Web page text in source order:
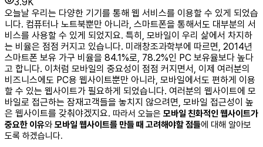
오늘날 우리는 다양한 기기를 통해 웹 서비스를 이용할 수 있게 되었습
니다. 컴퓨터나 노트북뿐만 아니라, 스마트폰을 통해서도 대부분의 서
비스를 사용할 수 있게 되었지요. 특히, 모바일이 우리 삶에서 차지하
는 비율은 점점 커지고 있습니다. 미래창조과학부에 따르면, 2014년
스마트폰 보유 가구 비율을 84.1%로, 78.2%인 PC 보유율보다 높다
고 합니다. 이처럼 모바일의 중요성이 점점 커지면서, 이제 여러분의
비즈니스에도 PC용 웹사이트뿐만 아니라, 모바일에서도 편하게 이용
할 수 있는 웹사이트가 필요하게 되었습니다. 여러분의 웹사이트에 모
바일로 접근하는 잠재고객들을 놓치지 않으려면, 모바일 접근성이 높
은 웹사이트를 갖춰야겠지요. 따라서 오늘은 모바일 친화적인 웹사이트가
중요한 이유와 모바일 웹사이트를 만들 때 고려해야할 점들에 대해 알아보
도록 하겠습니다.